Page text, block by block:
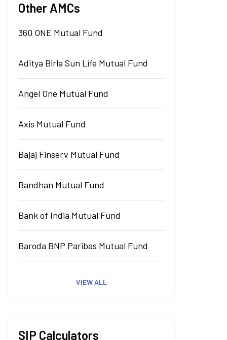
Other AMCs
360 ONE Mutual Fund
Aditya Birla Sun Life Mutual Fund
Angel One Mutual Fund
Axis Mutual Fund
Bajaj Finserv Mutual Fund
Bandhan Mutual Fund
Bank of India Mutual Fund
Baroda BNP Paribas Mutual Fund
VIEW ALL
SIP Calculators